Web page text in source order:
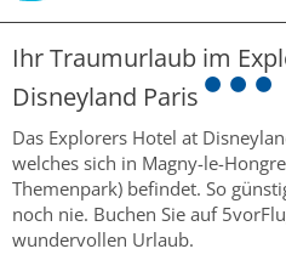
Ihr Traumurlaub im
Disneyland Paris
Das Explorers Hotel at
welches sich in Magny-le-
Themenpark) befindet. So
noch nie. Buchen Sie auf
wundervollen Urlaub.